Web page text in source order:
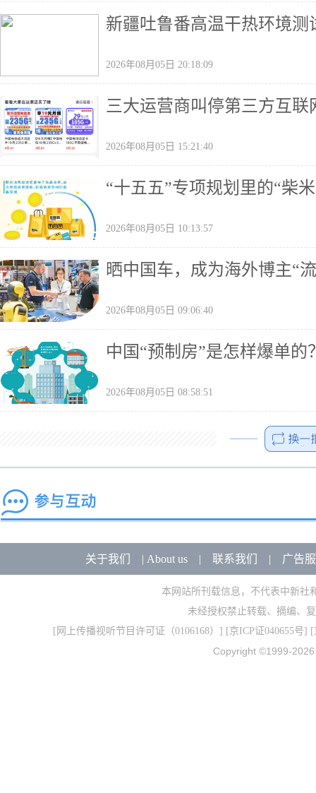
新疆吐鲁番高温干热环境
2026年08月05日 20:18:09
三大运营商叫停第三方互
2026年08月05日 15:21:40
“十五五”专项规划里的“柴
2026年08月05日 10:13:57
晒中国车，成为海外博主“
2026年08月05日 09:06:40
中国“预制房”是怎样爆单的
2026年08月05日 08:58:51
关于我们 | About us| 联系我们 | 广告
本网站所刊载信息，不代表中新社
未经授权禁止转载、摘编、
[ 网上传播视听节目许可证（0106168） ] [京ICP证040655号] [
Copyright ©1999-